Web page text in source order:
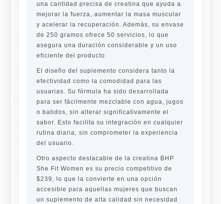
una cantidad precisa de creatina que ayuda a
mejorar la fuerza, aumentar la masa muscular
y acelerar la recuperación. Además, su envase
de 250 gramos ofrece 50 servicios, lo que
asegura una duración considerable y un uso
eficiente del producto.
El diseño del suplemento considera tanto la
efectividad como la comodidad para las
usuarias. Su fórmula ha sido desarrollada
para ser fácilmente mezclable con agua, jugos
o batidos, sin alterar significativamente el
sabor. Esto facilita su integración en cualquier
rutina diaria, sin comprometer la experiencia
del usuario.
Otro aspecto destacable de la creatina BHP
She Fit Women es su precio competitivo de
$239, lo que la convierte en una opción
accesible para aquellas mujeres que buscan
un suplemento de alta calidad sin necesidad